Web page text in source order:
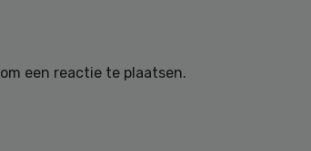
om een reactie te plaatsen.